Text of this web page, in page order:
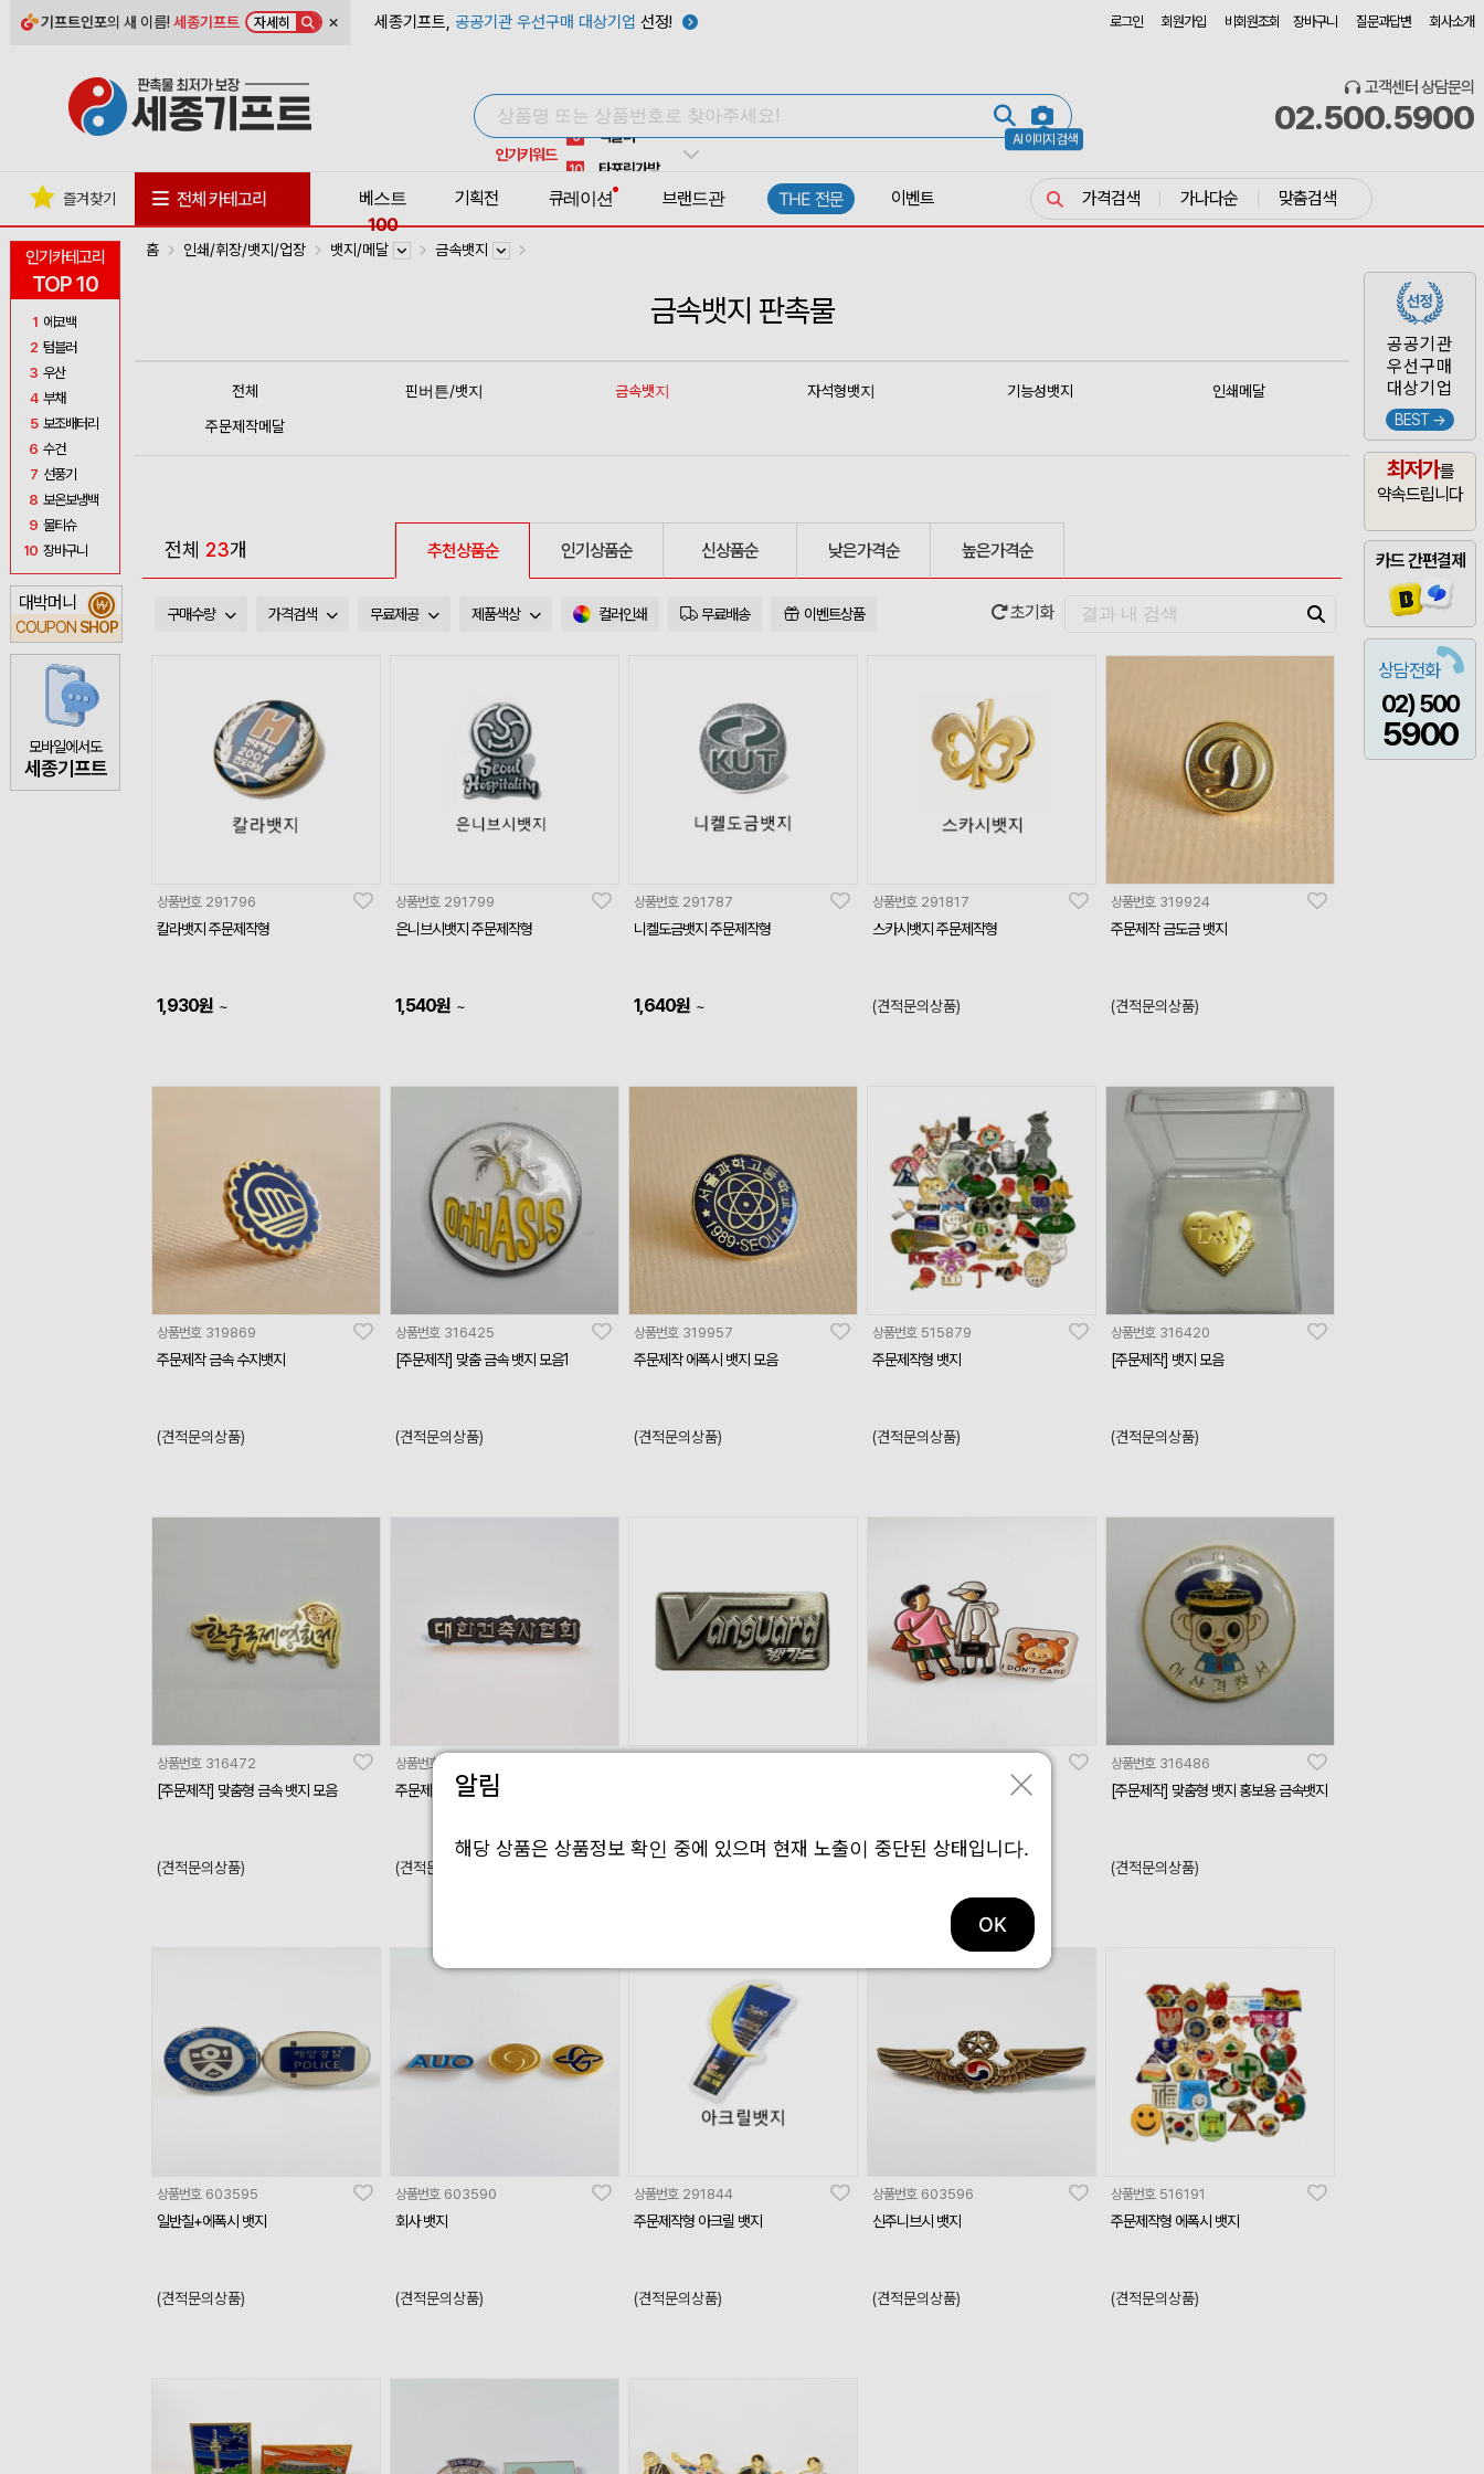
기프트인포의 새 이름!세종기프트 자세히 × 세종기프트, 공공기관 우선구매 대상기업 선정! 로그인 회원가입 비회원조회 장바구니 질문과답변 회사소개
AI 이미지 검색
인기키워드
6 우산
9 넥쿨러
1 선풍기
고객센터 상담문의
02.500.5900
인기카테고리
TOP 10
1 에코백
2 텀블러
3 우산
4 부채
5 보조배터리
6 수건
7 선풍기
8 보온보냉백
9 물티슈
10 장바구니
대박머니
COUPON SHOP
₩
모바일에서도
세종기프트
공공기관
우선구매
대상기업
BEST →
최저가를
약속드립니다
카드 간편결제
상담전화
02) 500
5900
즐겨찾기 전체 카테고리
베스트
100
기획전 큐레이션 브랜드관 THE 전문 이벤트 가격검색 가나다순 맞춤검색
홈 인쇄/휘장/뱃지/업장 뱃지/메달 금속뱃지
금속뱃지 판촉물
전체 핀버튼/뱃지 금속뱃지 자석형뱃지 기능성뱃지
인쇄메달
주문제작메달
전체 23개 추천상품순 인기상품순 신상품순 낮은가격순 높은가격순
구매수량 가격검색 무료제공 제품색상 컬러인쇄 무료배송 이벤트상품 초기화
상품번호 291796
칼라뱃지 주문제작형
1,930원 ~
상품번호 291799
은니브시뱃지 주문제작형
1,540원 ~
상품번호 291787
니켈도금뱃지 주문제작형
1,640원 ~
상품번호 291817
스카시뱃지 주문제작형
(견적문의상품)
상품번호 319924
주문제작 금도금 뱃지
(견적문의상품)
상품번호 319869
주문제작 금속 수지뱃지
(견적문의상품)
상품번호 316425
[주문제작] 맞춤 금속 뱃지 모음1
(견적문의상품)
상품번호 319957
주문제작 에폭시 뱃지 모음
(견적문의상품)
상품번호 515879
주문제작형 뱃지
(견적문의상품)
상품번호 316420
[주문제작] 뱃지 모음
(견적문의상품)
상품번호 316472
[주문제작] 맞춤형 금속 뱃지 모음
(견적문의상품)
상품번호
주문제작 금속 칠뱃지
(견적문의상품)
상품번호 316486
[주문제작] 맞춤형 뱃지 홍보용 금속뱃지
(견적문의상품)
상품번호 603595
일반칠+에폭시 뱃지
(견적문의상품)
상품번호 603590
회사 뱃지
(견적문의상품)
상품번호 291844
주문제작형 아크릴 뱃지
(견적문의상품)
상품번호 603596
신주니브시 뱃지
(견적문의상품)
상품번호 516191
주문제작형 에폭시 뱃지
(견적문의상품)
알림
해당 상품은 상품정보 확인 중에 있으며 현재 노출이 중단된 상태입니다.
OK